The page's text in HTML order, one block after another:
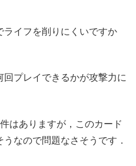
イフを削りにくいですか
プレイできるかが攻撃力に
はありますが，このカード
なので問題なさそうです．